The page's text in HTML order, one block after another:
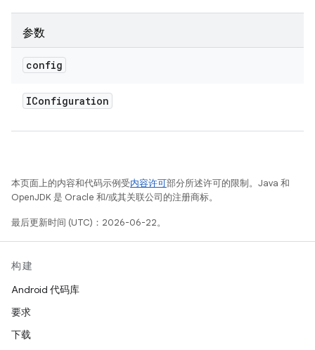
参数
config
IConfiguration
本页面上的内容和代码示例受内容许可部分所述许可的限制。Java 和
OpenJDK 是 Oracle 和/或其关联公司的注册商标。
最后更新时间 (UTC)：2026-06-22。
构建
Android 代码库
要求
下载